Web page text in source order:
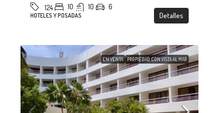
124 10 10 6
HOTELES Y POSADAS Detalles
EN VENTA PROPIEDAD CON VISTA AL MAR